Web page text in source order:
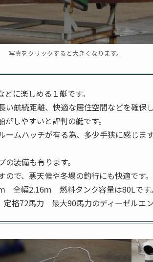
写真をクリックすると大きくなります。
に楽しめる１艇です。
航続距離、快適な居住空間などを確保
しやすいと評判の艇です。
ームハッチが有る為、多少手狭に感じま
装備も有ります。
で、悪天候や冬場の釣行にも快適です。
全幅2.16ｍ 燃料タンク容量は80Lです。
格72馬力 最大90馬力のディーゼルエン